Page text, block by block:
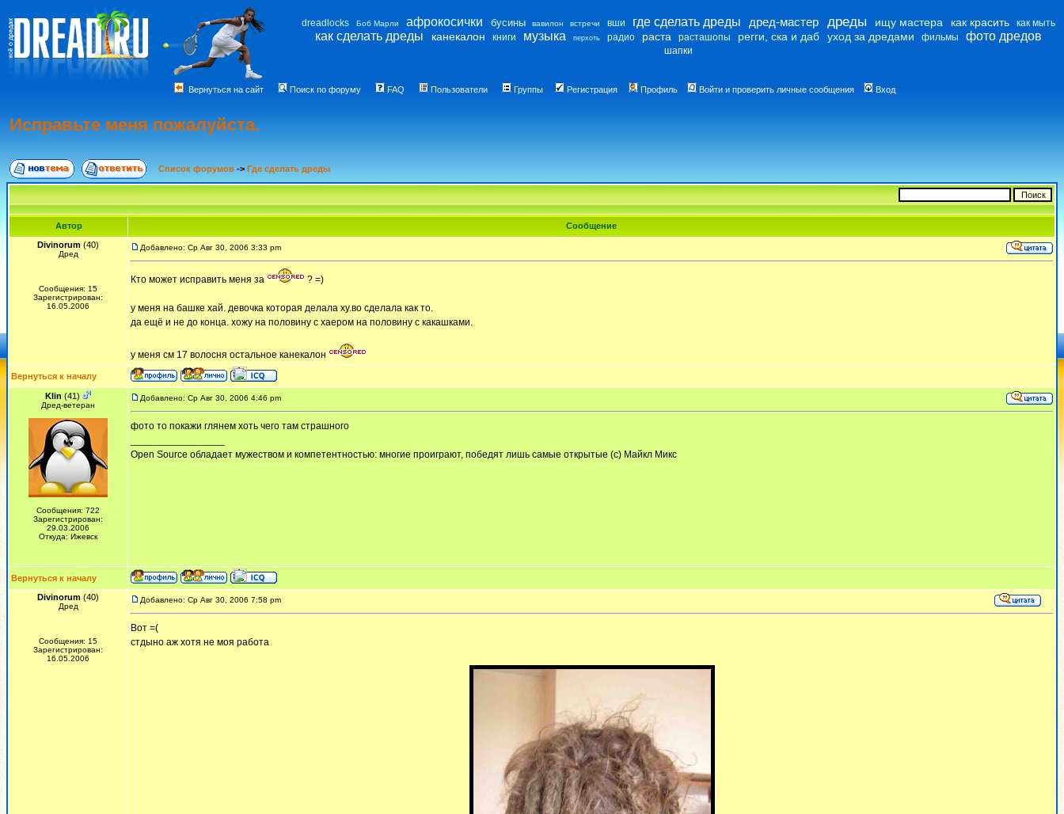
dreadlocks Боб Марли афрокосички бусины вавилон встречи вши где сделать дреды дред-мастер дреды ищу мастера как красить как мыть
как сделать дреды канекалон книги музыка перхоть радио раста расташопы регги, ска и даб уход за дредами фильмы фото дредов
шапки
Вернуться на сайт Поиск по форуму FAQ Пользователи Группы Регистрация Профиль Войти и проверить личные сообщения Вход
Исправьте меня пожалуйста.
Список форумов -> Где сделать дреды
Автор
Сообщение
Divinorum (40)
Дред
Сообщения: 15
Зарегистрирован:
16.05.2006
Добавлено: Ср Авг 30, 2006 3:33 pm
Кто может исправить меня за ? =)
у меня на башке хай. девочка которая делала ху.во сделала как то.
да ещё и не до конца. хожу на половину с хаером на половину с какашками.
у меня см 17 волосня остальное канекалон
Вернуться к началу
Klin (41)
Дред-ветеран
Сообщения: 722
Зарегистрирован:
29.03.2006
Откуда: Ижевск
Добавлено: Ср Авг 30, 2006 4:46 pm
фото то покажи глянем хоть чего там страшного
Open Source обладает мужеством и компетентностью: многие проиграют, победят лишь самые открытые (с) Майкл Микс
Вернуться к началу
Divinorum (40)
Дред
Сообщения: 15
Зарегистрирован:
16.05.2006
Добавлено: Ср Авг 30, 2006 7:58 pm
Вот =(
стдыно аж хотя не моя работа